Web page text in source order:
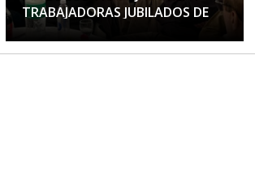
TRABAJADORAS JUBILADOS DE
APTA